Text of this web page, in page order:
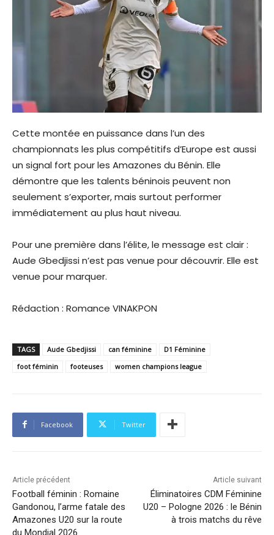
Cette montée en puissance dans l’un des
championnats les plus compétitifs d’Europe est aussi
un signal fort pour les Amazones du Bénin. Elle
démontre que les talents béninois peuvent non
seulement s’exporter, mais surtout performer
immédiatement au plus haut niveau.
Pour une première dans l’élite, le message est clair :
Aude Gbedjissi n’est pas venue pour découvrir. Elle est
venue pour marquer.
Rédaction : Romance VINAKPON
TAGS Aude Gbedjissi can féminine
D1 Féminine
foot féminin
footeuses women champions league
Facebook Twitter
Article précédent
Football féminin : Romaine
Gandonou, l’arme fatale des
Amazones U20 sur la route
du Mondial 2026
Article suivant
Éliminatoires CDM Féminine
U20 – Pologne 2026 : le Bénin
à trois matchs du rêve